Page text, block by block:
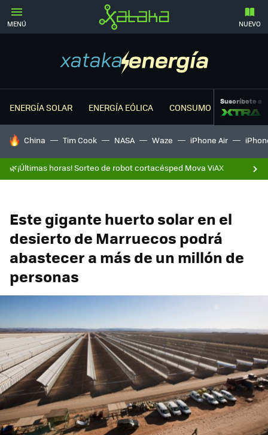
MENÚ NUEVO
ENERGÍA SOLAR ENERGÍA EÓLICA CONSUMO ENERGÉTICO
Suscríbete a
HOY SE HABLA DE
China Tim Cook NASA Waze iPhone Air
🌿¡Últimas horas! Sorteo de robot cortacésped Mova ViAX
Este gigante huerto solar en el
desierto de Marruecos podrá
abastecer a más de un millón de
personas